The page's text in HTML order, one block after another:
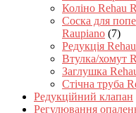
Коліно Rehau
Соска для
Raupiano (7)
Редукція
Втулка/хомут
Заглушка
Стічна труба
Редукційний клапан
Регулювання